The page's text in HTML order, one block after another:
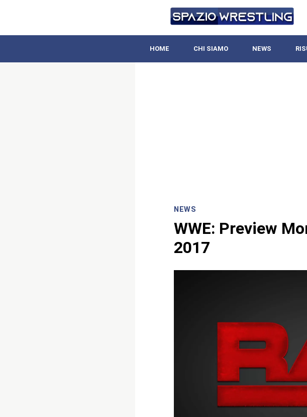
HOME CHI SIAMO NEWS
NEWS
WWE: Preview
2017